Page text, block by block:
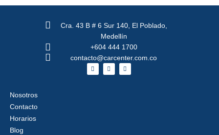
Cra. 43 B # 6 Sur 140, El Poblado,
Medellín
+604 444 1700
contacto@carcenter.com.co
F
a
c
X
-
t
I
n
s
Nosotros
Contacto
Horarios
Blog